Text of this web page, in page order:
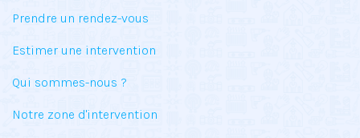
Prendre un rendez-vous
Estimer une intervention
Qui sommes-nous ?
Notre zone d'intervention